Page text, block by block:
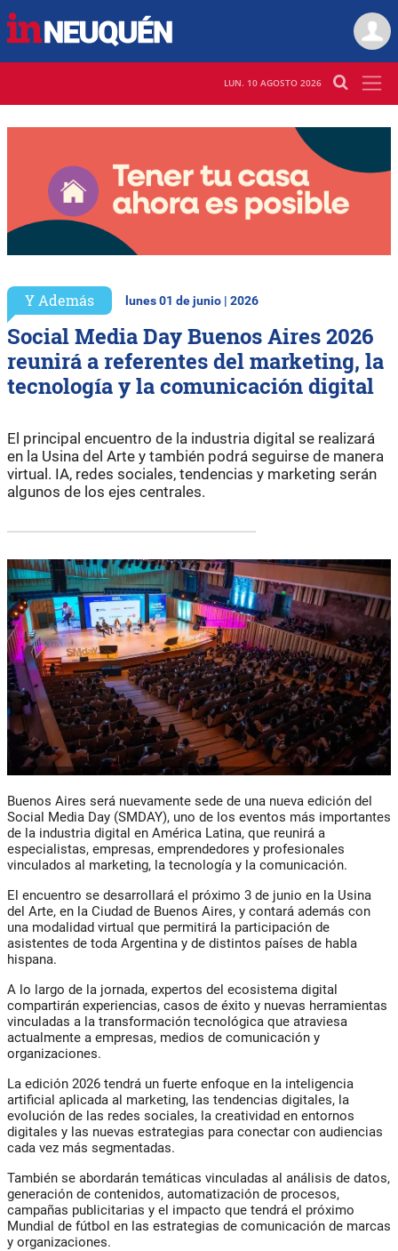
LUN. 10 AGOSTO 2026
Y Además lunes 01 de junio | 2026
Social Media Day Buenos Aires 2026
reunirá a referentes del marketing, la
tecnología y la comunicación digital
El principal encuentro de la industria digital se realizará
en la Usina del Arte y también podrá seguirse de manera
virtual. IA, redes sociales, tendencias y marketing serán
algunos de los ejes centrales.
Buenos Aires será nuevamente sede de una nueva edición del
Social Media Day (SMDAY), uno de los eventos más importantes
de la industria digital en América Latina, que reunirá a
especialistas, empresas, emprendedores y profesionales
vinculados al marketing, la tecnología y la comunicación.
El encuentro se desarrollará el próximo 3 de junio en la Usina
del Arte, en la Ciudad de Buenos Aires, y contará además con
una modalidad virtual que permitirá la participación de
asistentes de toda Argentina y de distintos países de habla
hispana.
A lo largo de la jornada, expertos del ecosistema digital
compartirán experiencias, casos de éxito y nuevas herramientas
vinculadas a la transformación tecnológica que atraviesa
actualmente a empresas, medios de comunicación y
organizaciones.
La edición 2026 tendrá un fuerte enfoque en la inteligencia
artificial aplicada al marketing, las tendencias digitales, la
evolución de las redes sociales, la creatividad en entornos
digitales y las nuevas estrategias para conectar con audiencias
cada vez más segmentadas.
También se abordarán temáticas vinculadas al análisis de datos,
generación de contenidos, automatización de procesos,
campañas publicitarias y el impacto que tendrá el próximo
Mundial de fútbol en las estrategias de comunicación de marcas
y organizaciones.